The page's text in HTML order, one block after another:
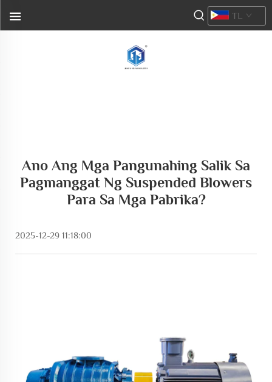
TL
Ano Ang Mga Pangunahing Salik Sa
Pagmanggat Ng Suspended Blowers
Para Sa Mga Pabrika?
2025-12-29 11:18:00